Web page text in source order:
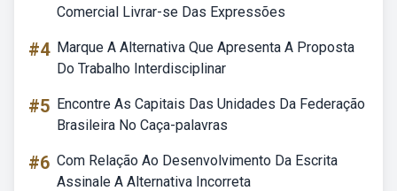
Comercial Livrar-se Das Expressões
#4 Marque A Alternativa Que Apresenta A Proposta
Do Trabalho Interdisciplinar
#5 Encontre As Capitais Das Unidades Da Federação
Brasileira No Caça-palavras
#6 Com Relação Ao Desenvolvimento Da Escrita
Assinale A Alternativa Incorreta